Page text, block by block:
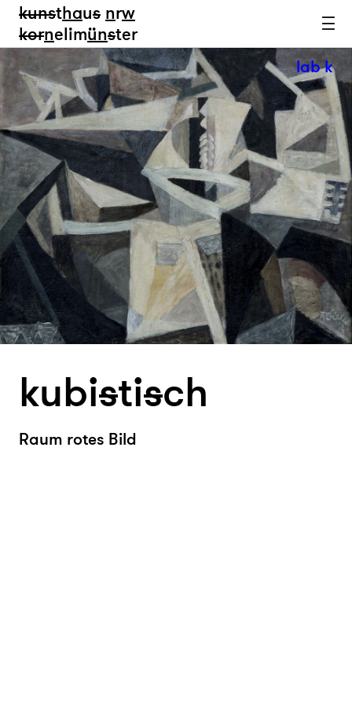
kunsthaus nrw
kornelimünster
lab k
kubistisch
Raum rotes Bild